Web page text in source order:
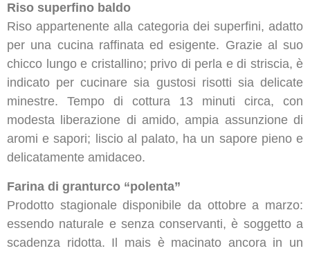
Riso superfino baldo
Riso appartenente alla categoria dei superfini, adatto
per una cucina raffinata ed esigente. Grazie al suo
chicco lungo e cristallino; privo di perla e di striscia, è
indicato per cucinare sia gustosi risotti sia delicate
minestre. Tempo di cottura 13 minuti circa, con
modesta liberazione di amido, ampia assunzione di
aromi e sapori; liscio al palato, ha un sapore pieno e
delicatamente amidaceo.
Farina di granturco “polenta”
Prodotto stagionale disponibile da ottobre a marzo:
essendo naturale e senza conservanti, è soggetto a
scadenza ridotta. Il mais è macinato ancora in un